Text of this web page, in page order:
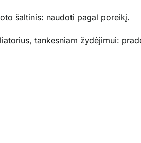
šaltinis: naudoti pagal poreikį.
tankesniam žydėjimui: